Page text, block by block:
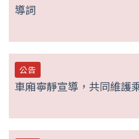
導詞
公告
車廂寧靜宣導，共同維護